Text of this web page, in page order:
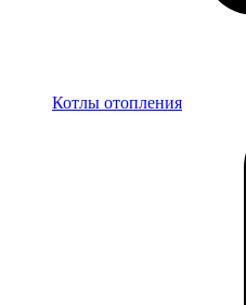
Котлы отопления